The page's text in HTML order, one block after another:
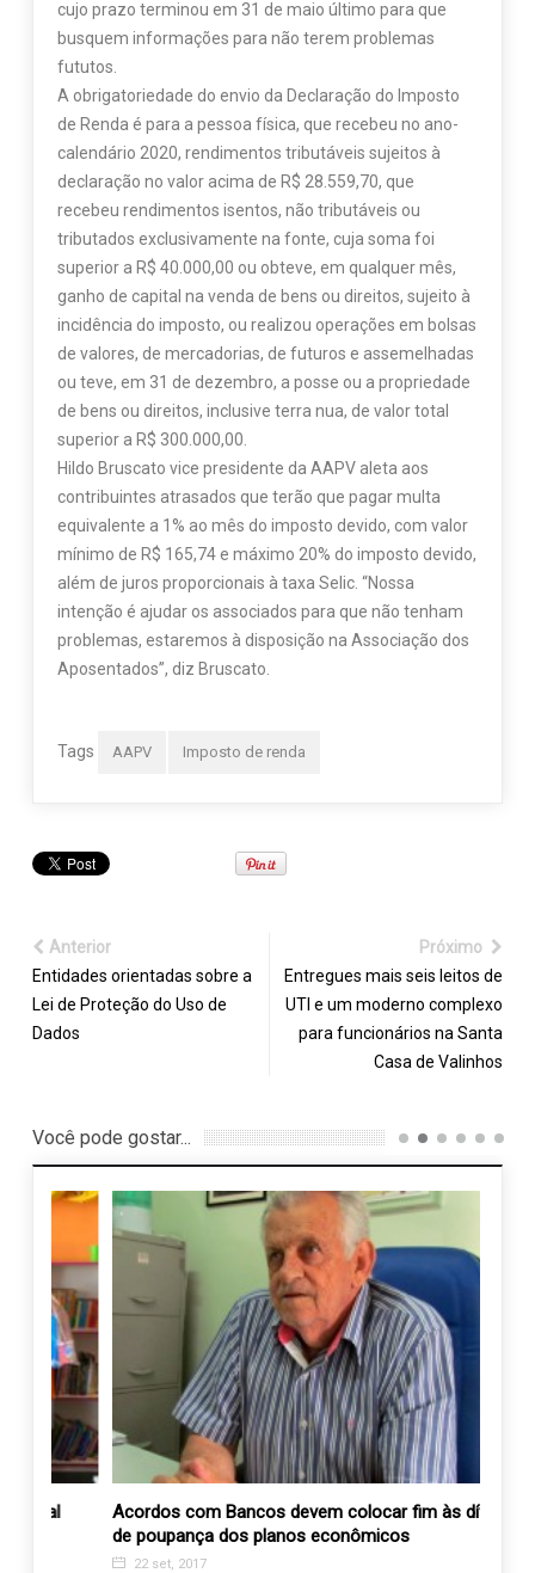
cujo prazo terminou em 31 de maio último para que
busquem informações para não terem problemas
fututos.
A obrigatoriedade do envio da Declaração do Imposto
de Renda é para a pessoa física, que recebeu no ano-
calendário 2020, rendimentos tributáveis sujeitos à
declaração no valor acima de R$ 28.559,70, que
recebeu rendimentos isentos, não tributáveis ou
tributados exclusivamente na fonte, cuja soma foi
superior a R$ 40.000,00 ou obteve, em qualquer mês,
ganho de capital na venda de bens ou direitos, sujeito à
incidência do imposto, ou realizou operações em bolsas
de valores, de mercadorias, de futuros e assemelhadas
ou teve, em 31 de dezembro, a posse ou a propriedade
de bens ou direitos, inclusive terra nua, de valor total
superior a R$ 300.000,00.
Hildo Bruscato vice presidente da AAPV aleta aos
contribuintes atrasados que terão que pagar multa
equivalente a 1% ao mês do imposto devido, com valor
mínimo de R$ 165,74 e máximo 20% do imposto devido,
além de juros proporcionais à taxa Selic. “Nossa
intenção é ajudar os associados para que não tenham
problemas, estaremos à disposição na Associação dos
Aposentados”, diz Bruscato.
Tags AAPV Imposto de renda
Anterior
Entidades orientadas sobre a
Lei de Proteção do Uso de
Dados
Próximo
Entregues mais seis leitos de
UTI e um moderno complexo
para funcionários na Santa
Casa de Valinhos
Você pode gostar...
Acordos com Bancos devem colocar fim às dívidas
de poupança dos planos econômicos
22 set, 2017